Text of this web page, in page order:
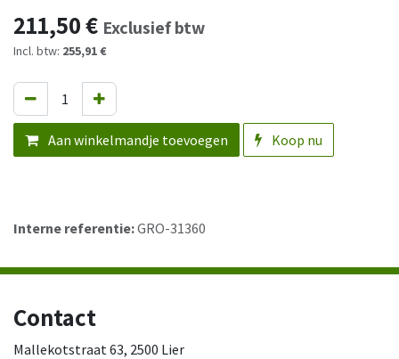
211,50€ Exclusief btw
Incl. btw: 255,91 €
Aan winkelmandje toevoegen Koop nu
Interne referentie:GRO-31360
Contact
Mallekotstraat 63, 2500 Lier